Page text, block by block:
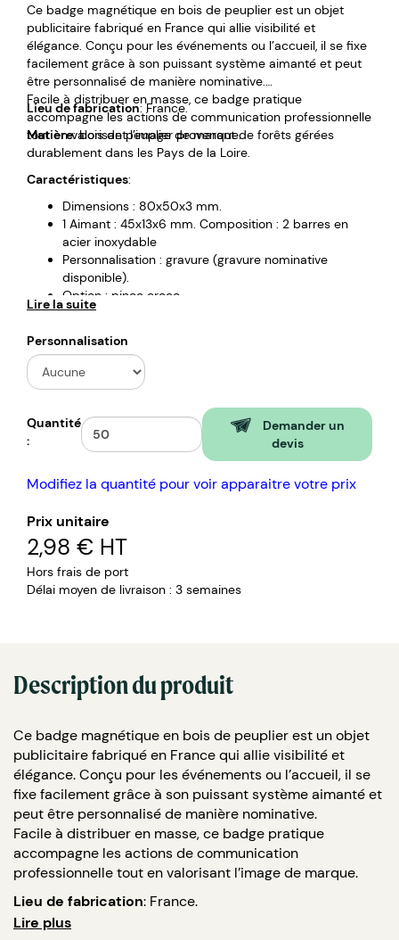
Ce badge magnétique en bois de peuplier est un objet
publicitaire fabriqué en France qui allie visibilité et
élégance. Conçu pour les événements ou l’accueil, il se fixe
facilement grâce à son puissant système aimanté et peut
être personnalisé de manière nominative.
Facile à distribuer en masse, ce badge pratique
accompagne les actions de communication professionnelle
tout en valorisant l’image de marque.
Lieu de fabrication: France.
Matière: bois de peuplier provenant de forêts gérées
durablement dans les Pays de la Loire.
Caractéristiques:
Dimensions : 80x50x3 mm.
1 Aimant : 45x13x6 mm. Composition : 2 barres en
acier inoxydable
Personnalisation : gravure (gravure nominative
disponible).
Option : pince croco.
Lire la suite
Personnalisation
Quantité
:
Demander un
devis
Modifiez la quantité pour voir apparaitre votre prix
Prix unitaire
2,98 € HT
Hors frais de port
Délai moyen de livraison : 3 semaines
Description du produit
Ce badge magnétique en bois de peuplier est un objet
publicitaire fabriqué en France qui allie visibilité et
élégance. Conçu pour les événements ou l’accueil, il se
fixe facilement grâce à son puissant système aimanté et
peut être personnalisé de manière nominative.
Facile à distribuer en masse, ce badge pratique
accompagne les actions de communication
professionnelle tout en valorisant l’image de marque.
Lieu de fabrication: France.
Matière: bois de peuplier provenant de forêts gérées
Lire plus